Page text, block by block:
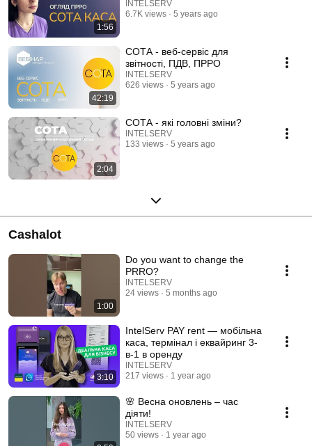
1:56
INTELSERV
6.7K views
5 years ago
42:19
СОТА - веб-сервіс для
звітності, ПДВ, ПРРО
INTELSERV
626 views
5 years ago
2:04
СОТА - які головні зміни?
INTELSERV
133 views
5 years ago
Cashalot
1:00
Do you want to change the
PRRO?
INTELSERV
24 views
5 months ago
3:10
IntelServ PAY rent — мобільна
каса, термінал і еквайринг 3-
в-1 в оренду
INTELSERV
217 views
1 year ago
🌸 Весна оновлень – час
діяти!
INTELSERV
50 views
1 year ago